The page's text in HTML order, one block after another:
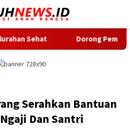
Dorong Pembangunan
Serahkan Bantuan
Dan Santri